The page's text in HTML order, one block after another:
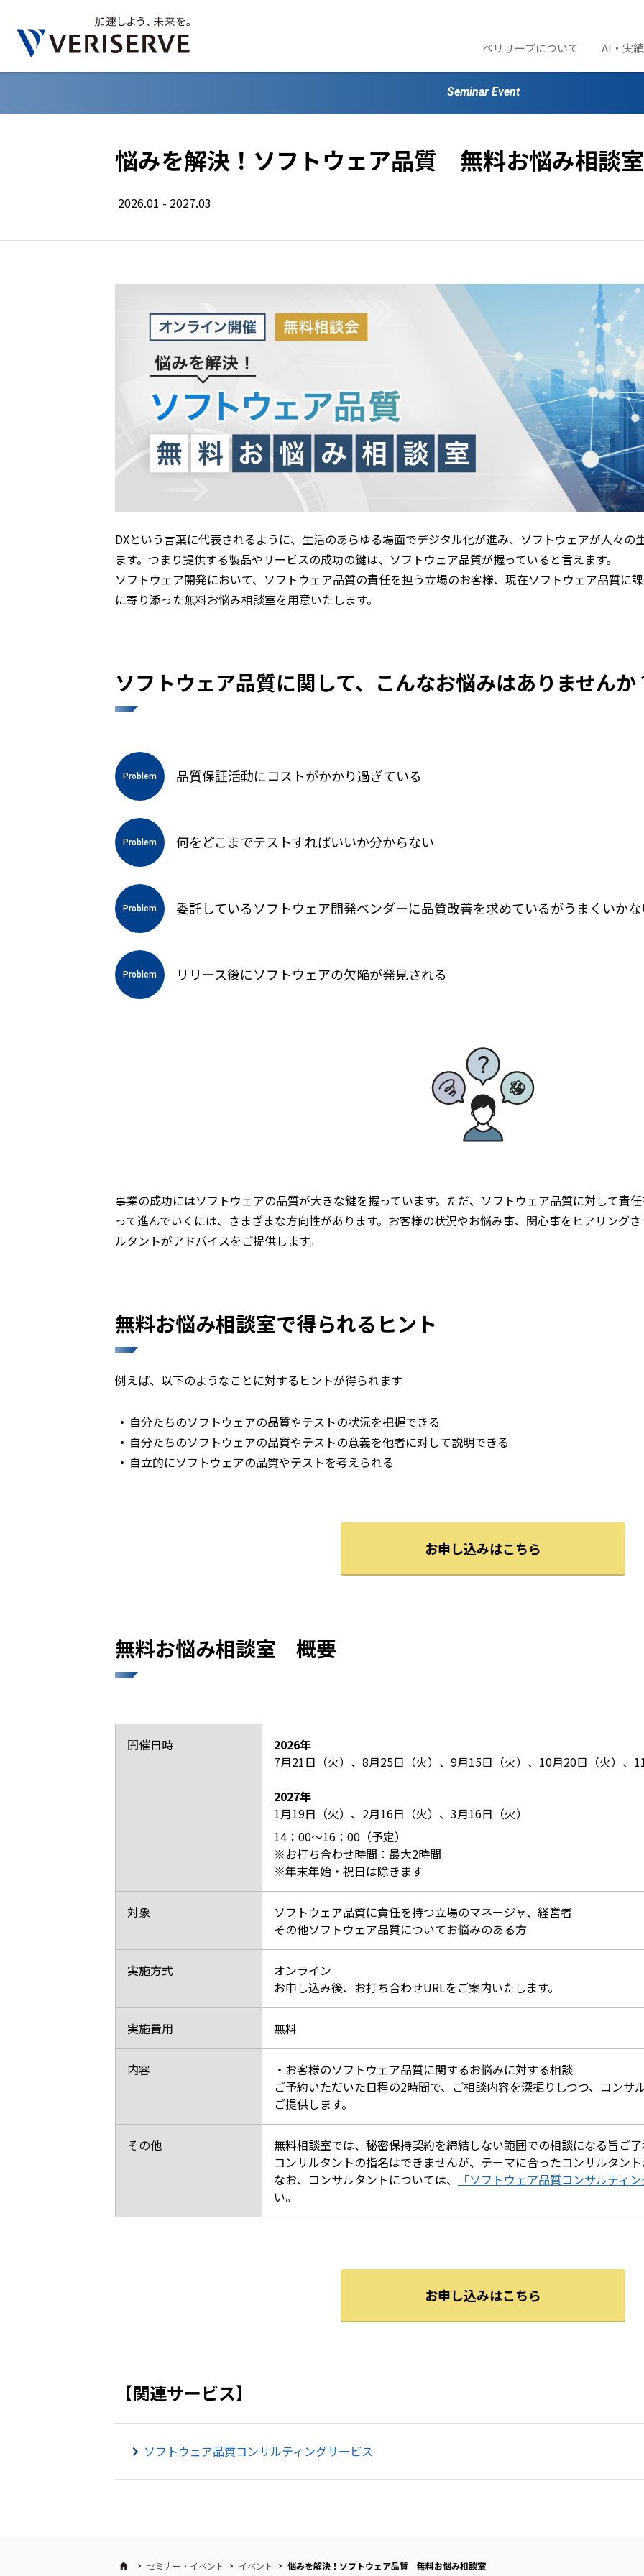
ベリサーブについて AI・実
Seminar Event
悩みを解決！ソフトウェア品質 無料お悩み相談室
2026.01 - 2027.03
DXという言葉に代表されるように、生活のあらゆる場面でデジタル化が進み、ソフトウェアが人々の
ます。つまり提供する製品やサービスの成功の鍵は、ソフトウェア品質が握っていると言えます。
ソフトウェア開発において、ソフトウェア品質の責任を担う立場のお客様、現在ソフトウェア品質に
に寄り添った無料お悩み相談室を用意いたします。
ソフトウェア品質に関して、こんなお悩みはありませんか
Problem 品質保証活動にコストがかかり過ぎている
Problem 何をどこまでテストすればいいか分からない
Problem 委託しているソフトウェア開発ベンダーに品質改善を求めているがうまくいか
Problem リリース後にソフトウェアの欠陥が発見される
事業の成功にはソフトウェアの品質が大きな鍵を握っています。ただ、ソフトウェア品質に対して責
って進んでいくには、さまざまな方向性があります。お客様の状況やお悩み事、関心事をヒアリング
ルタントがアドバイスをご提供します。
無料お悩み相談室で得られるヒント
例えば、以下のようなことに対するヒントが得られます
自分たちのソフトウェアの品質やテストの状況を把握できる
自分たちのソフトウェアの品質やテストの意義を他者に対して説明できる
自立的にソフトウェアの品質やテストを考えられる
お申し込みはこちら
無料お悩み相談室 概要
開催日時
2026年
7月21日（火）、8月25日（火）、9月15日（火）、10月20日（火）、
2027年
1月19日（火）、2月16日（火）、3月16日（火）
14：00～16：00（予定）
※お打ち合わせ時間：最大2時間
※年末年始・祝日は除きます
対象
ソフトウェア品質に責任を持つ立場のマネージャ、経営者
その他ソフトウェア品質についてお悩みのある方
実施方式
オンライン
お申し込み後、お打ち合わせURLをご案内いたします。
実施費用 無料
内容
・お客様のソフトウェア品質に関するお悩みに対する相談
ご予約いただいた日程の2時間で、ご相談内容を深掘りしつつ、コンサ
ご提供します。
その他
無料相談室では、秘密保持契約を締結しない範囲での相談になる旨ご
コンサルタントの指名はできませんが、テーマに合ったコンサルタン
なお、コンサルタントについては、
「ソフトウェア品質コンサルティ
い。
お申し込みはこちら
【関連サービス】
ソフトウェア品質コンサルティングサービス
セミナー・イベント イベント 悩みを解決！ソフトウェア品質 無料お悩み相談室